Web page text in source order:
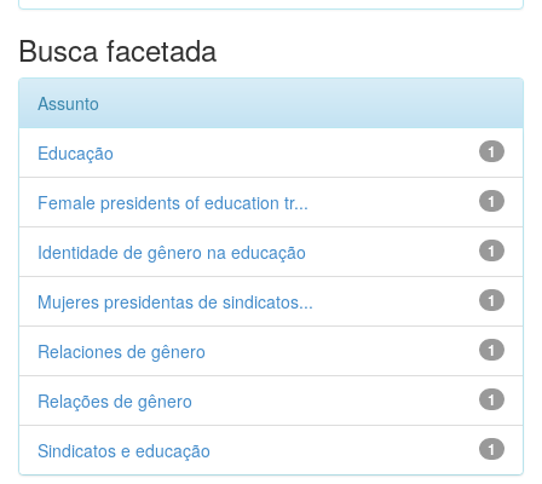
Busca facetada
Assunto
1
Educação
1
Female presidents of education tr...
1
Identidade de gênero na educação
1
Mujeres presidentas de sindicatos...
1
Relaciones de gênero
1
Relações de gênero
1
Sindicatos e educação